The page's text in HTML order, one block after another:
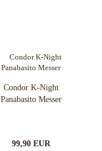
Condor K-Night
Panabasito Messer
99,90 EUR